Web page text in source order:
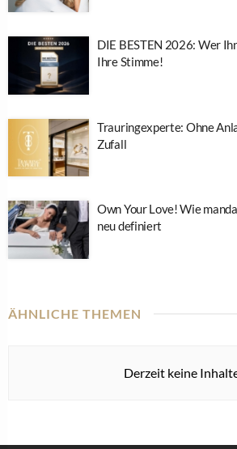
DIE BESTEN 2026: Wer
Ihre Stimme!
Trauringexperte: Ohne
Zufall
Own Your Love! Wie
neu definiert
ÄHNLICHE THEMEN
Derzeit keine